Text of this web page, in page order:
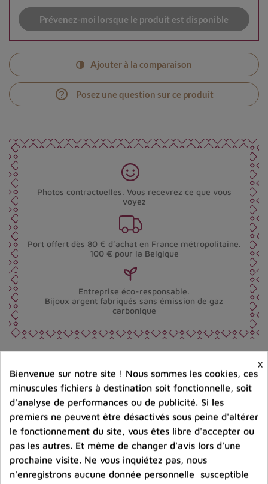
Prévenez-moi lorsque le produit est disponible
Ajouter à la comparaison
help_outline Posez une question sur ce produit
Photos contractuelles. Vous recevrez ce que vous
voyez
Port offert dès 80 € d’achat en France métropolitaine.
100 € pour la Belgique
Entreprise éco-responsable.
Bijoux argent fabriqués sans émission de gaz
carbonique
Description Détails du produit Avis clients
×
Bienvenue sur notre site ! Nous sommes les cookies, ces
minuscules fichiers à destination soit fonctionnelle, soit
d'analyse de performances ou de publicité. Si les
premiers ne peuvent être désactivés sous peine d'altérer
le fonctionnement du site, vous êtes libre d'accepter ou
pas les autres. Et même de changer d'avis lors d'une
prochaine visite. Ne vous inquiétez pas, nous
n'enregistrons aucune donnée personnelle susceptible